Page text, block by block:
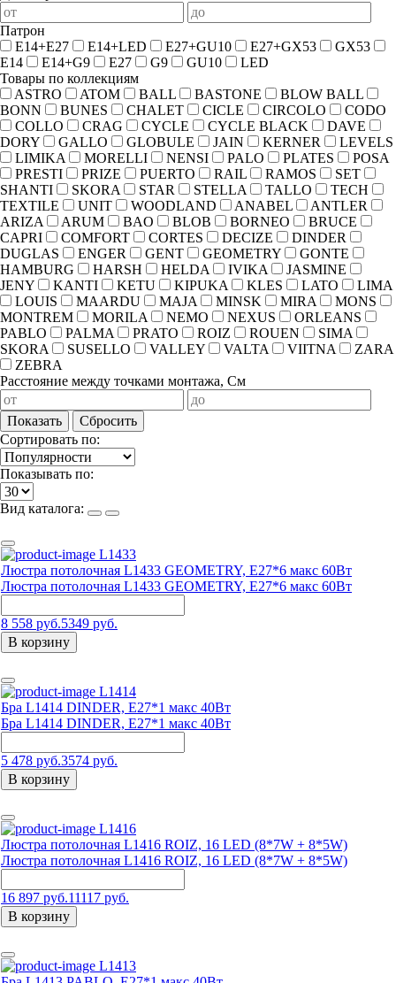
Патрон
E14+E27
E14+LED E27+GU10 E27+GX53
GX53
E14
E14+G9 E27 G9 GU10
LED
Товары по коллекциям
ASTRO
ATOM BALL BASTONE
BLOW BALL
BONN
BUNES CHALET CICLE CIRCOLO
CODO
COLLO
CRAG CYCLE CYCLE BLACK
DAVE
DORY
GALLO GLOBULE JAIN KERNER
LEVELS
LIMIKA
MORELLI NENSI PALO PLATES
POSA
PRESTI
PRIZE PUERTO RAIL RAMOS
SET
SHANTI
SKORA STAR STELLA TALLO
TECH
TEXTILE
UNIT WOODLAND ANABEL
ANTLER
ARIZA
ARUM BAO BLOB BORNEO
BRUCE
CAPRI
COMFORT CORTES DECIZE
DINDER
DUGLAS
ENGER GENT GEOMETRY
GONTE
HAMBURG
HARSH HELDA IVIKA
JASMINE
JENY
KANTI KETU KIPUKA KLES LATO
LIMA
LOUIS
MAARDU MAJA MINSK MIRA
MONS
MONTREM
MORILA NEMO NEXUS
ORLEANS
PABLO
PALMA PRATO ROIZ ROUEN
SIMA
SKORA
SUSELLO VALLEY VALTA VIITNA
ZARA
ZEBRA
Расстояние между точками монтажа, См
Показать
Сбросить
Сортировать по:
Показывать по:
Вид каталога:
L1433
Люстра потолочная L1433 GEOMETRY, E27*6 макс 60Вт
Люстра потолочная L1433 GEOMETRY, E27*6 макс 60Вт
8 558 руб.5349 руб.
В корзину
L1414
Бра L1414 DINDER, Е27*1 макс 40Вт
Бра L1414 DINDER, Е27*1 макс 40Вт
5 478 руб.3574 руб.
В корзину
L1416
Люстра потолочная L1416 ROIZ, 16 LED (8*7W + 8*5W)
Люстра потолочная L1416 ROIZ, 16 LED (8*7W + 8*5W)
16 897 руб.11117 руб.
В корзину
L1413